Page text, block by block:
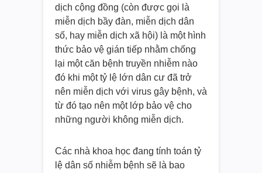
dịch cộng đồng (còn được gọi là
miễn dịch bầy đàn, miễn dịch dân
số, hay miễn dịch xã hội) là một hình
thức bảo vệ gián tiếp nhằm chống
lại một căn bệnh truyền nhiễm nào
đó khi một tỷ lệ lớn dân cư đã trở
nên miễn dịch với virus gây bệnh, và
từ đó tạo nên một lớp bảo vệ cho
những người không miễn dịch.
Các nhà khoa học đang tính toán tỷ
lệ dân số nhiễm bệnh sẽ là bao